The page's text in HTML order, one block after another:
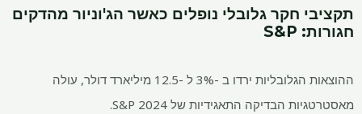
תקציבי חקר גלובלי נופלים כאשר הג'וניור מהדקים
חגורות: S&P
ההוצאות הגלובליות ירדו ב -3% ל -12.5 מיליארד דולר, עולה
מאסטרטגיות הבדיקה התאגידיות של S&P 2024.